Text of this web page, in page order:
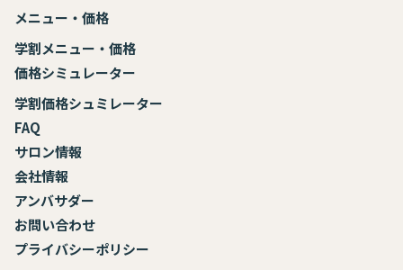
メニュー・価格
学割メニュー・価格
価格シミュレーター
学割価格シュミレーター
FAQ
サロン情報
会社情報
アンバサダー
お問い合わせ
プライバシーポリシー